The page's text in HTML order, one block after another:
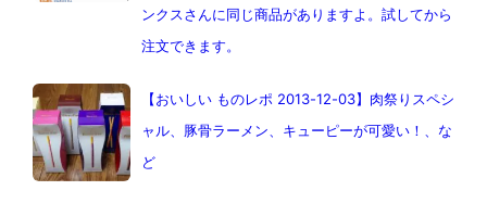
ンクスさんに同じ商品がありますよ。試してから
注文できます。
【おいしい ものレポ 2013-12-03】肉祭りスペシ
ャル、豚骨ラーメン、キューピーが可愛い！、な
ど